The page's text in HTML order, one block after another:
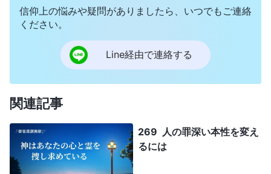
信仰上の悩みや疑問がありましたら、いつでもご連絡
ください。
Line経由で連絡する
関連記事
269 人の罪深い本性を変え
るには